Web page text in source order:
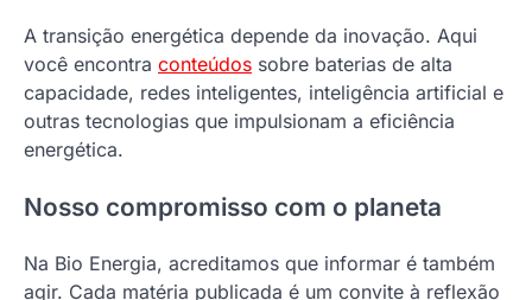
A transição energética depende da inovação. Aqui
você encontra conteúdos sobre baterias de alta
capacidade, redes inteligentes, inteligência artificial e
outras tecnologias que impulsionam a eficiência
energética.
Nosso compromisso com o planeta
Na Bio Energia, acreditamos que informar é também
agir. Cada matéria publicada é um convite à reflexão